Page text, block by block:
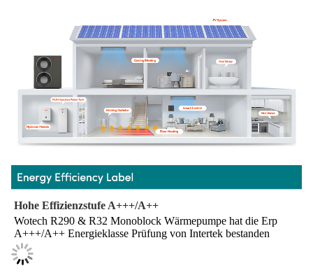
Hohe Effizienzstufe A+++/A++
Wotech R290 & R32 Monoblock Wärmepumpe hat die Erp
A+++/A++ Energieklasse Prüfung von Intertek bestanden